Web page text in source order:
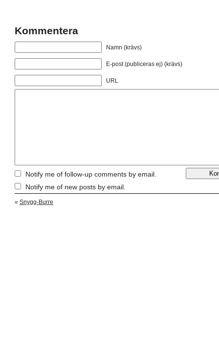
Kommentera
Namn (krävs)
E-post (publiceras ej) (krävs)
URL
Notify me of follow-up comments by email.
Notify me of new posts by email.
« Snygg-Burre